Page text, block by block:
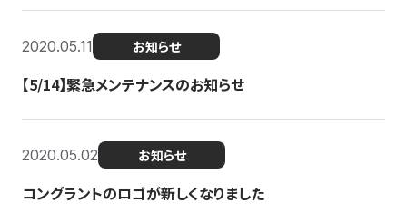
2020.05.11 お知らせ
【5/14】緊急メンテナンスのお知らせ
2020.05.02 お知らせ
コングラントのロゴが新しくなりました